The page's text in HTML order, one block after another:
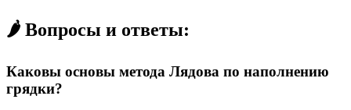
🌶️ Вопросы и ответы:
Каковы основы метода Лядова по наполнению
грядки?